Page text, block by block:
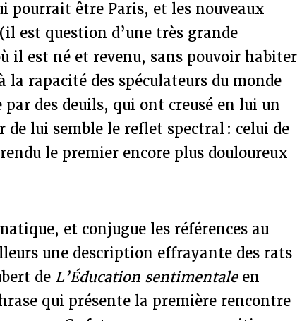
pourrait être Paris, et les nouveaux
est question d’une très grande
il est né et revenu, sans pouvoir habiter
rapacité des spéculateurs du monde
des deuils, qui ont creusé en lui un
lui semble le reflet spectral : celui de
le premier encore plus douloureux
et conjugue les références au
une description effrayante des rats
de L’Éducation sentimentaleen
qui présente la première rencontre